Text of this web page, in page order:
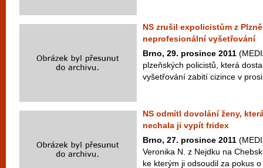
NS zrušil expolicistům z
neprofesionální vyšetřování
Brno, 29. prosince 2011
plzeňských policistů, která
vyšetřování zabití cizince v
NS odmítl dovolání ženy,
nechala ji vypít fridex
Brno, 27. prosince 2011
Veronika N. z Nejdku na
ke kterým ji odsoudil za pokus